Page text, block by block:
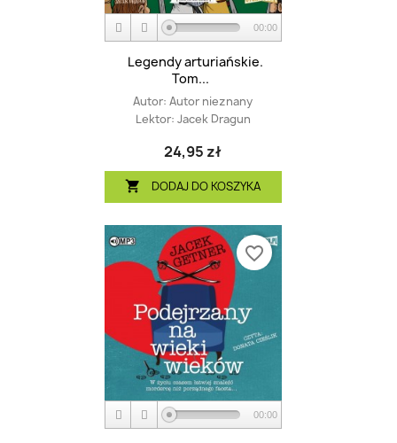
00:00
Legendy arturiańskie.
Tom...
Autor: Autor nieznany
Lektor: Jacek Dragun
24,95 zł
 DODAJ DO KOSZYKA
00:00
favorite_border